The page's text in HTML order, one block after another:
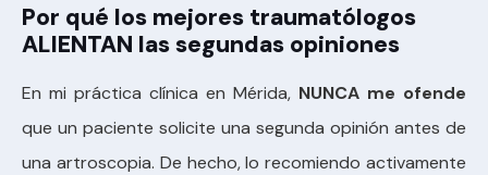
Por qué los mejores traumatólogos
ALIENTAN las segundas opiniones
En mi práctica clínica en Mérida, NUNCA me ofende
que un paciente solicite una segunda opinión antes de
una artroscopia. De hecho, lo recomiendo activamente